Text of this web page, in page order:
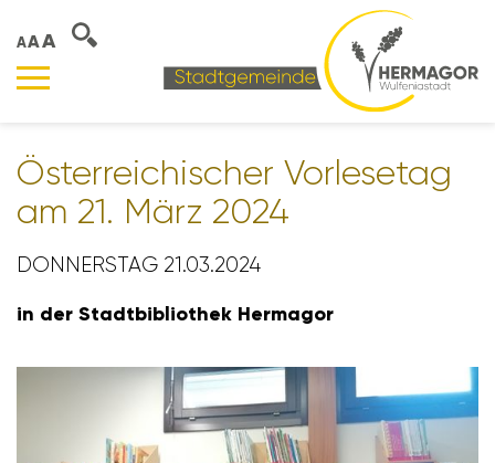
AAA
Öster­rei­chi­scher Vorle­setag
am 21. März 2024
DONNERSTAG 21.03.2024
in der Stadt­bi­blio­thek Hermagor